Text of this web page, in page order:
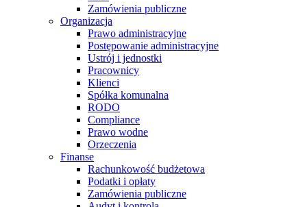
Zamówienia publiczne
Organizacja
Prawo administracyjne
Postępowanie administracyjne
Ustrój i jednostki
Pracownicy
Klienci
Spółka komunalna
RODO
Compliance
Prawo wodne
Orzeczenia
Finanse
Rachunkowość budżetowa
Podatki i opłaty
Zamówienia publiczne